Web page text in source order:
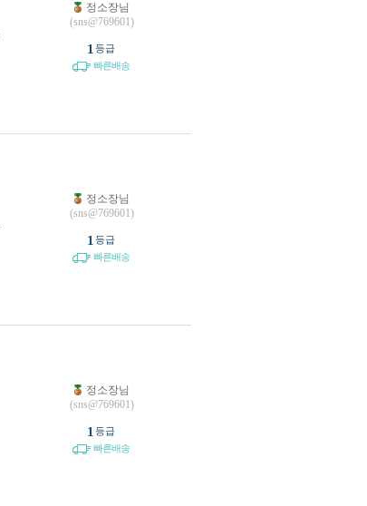
정소장님
(sns@769601)
1 등급
빠른배송
정소장님
(sns@769601)
1 등급
빠른배송
정소장님
(sns@769601)
1 등급
빠른배송